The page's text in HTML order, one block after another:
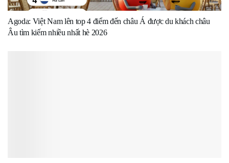
Agoda: Việt Nam lên top 4 điểm đến châu Á được du khách châu
Âu tìm kiếm nhiều nhất hè 2026